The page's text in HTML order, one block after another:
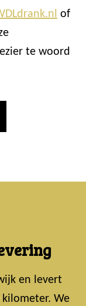
of
te woord
en levert
We